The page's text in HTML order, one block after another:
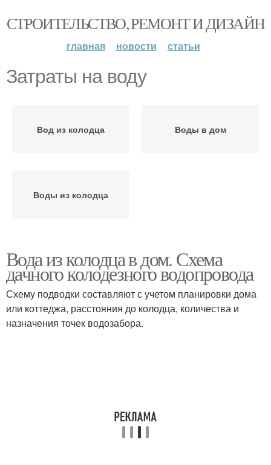
СТРОИТЕЛЬСТВО, РЕМОНТ И ДИЗАЙН
главная новости статьи
Затраты на воду
Вод из колодца Воды в дом
Воды из колодца
Вода из колодца в дом. Схема
дачного колодезного водопровода
Схему подводки составляют с учетом планировки дома
или коттеджа, расстояния до колодца, количества и
назначения точек водозабора.